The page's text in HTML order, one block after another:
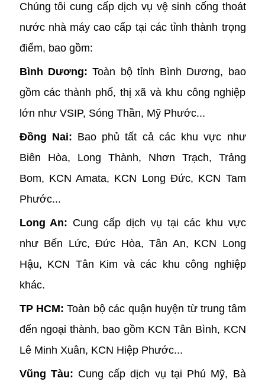
Chúng tôi cung cấp dịch vụ vệ sinh cống thoát
nước nhà máy cao cấp tại các tỉnh thành trọng
điểm, bao gồm:
Bình Dương:Toàn bộ tỉnh Bình Dương, bao
gồm các thành phố, thị xã và khu công nghiệp
lớn như VSIP, Sóng Thần, Mỹ Phước...
Đồng Nai: Bao phủ tất cả các khu vực như
Biên Hòa, Long Thành, Nhơn Trạch, Trảng
Bom, KCN Amata, KCN Long Đức, KCN Tam
Phước...
Long An: Cung cấp dịch vụ tại các khu vực
như Bến Lức, Đức Hòa, Tân An, KCN Long
Hậu, KCN Tân Kim và các khu công nghiệp
khác.
TP HCM:Toàn bộ các quận huyện từ trung tâm
đến ngoại thành, bao gồm KCN Tân Bình, KCN
Lê Minh Xuân, KCN Hiệp Phước...
Vũng Tàu: Cung cấp dịch vụ tại Phú Mỹ, Bà